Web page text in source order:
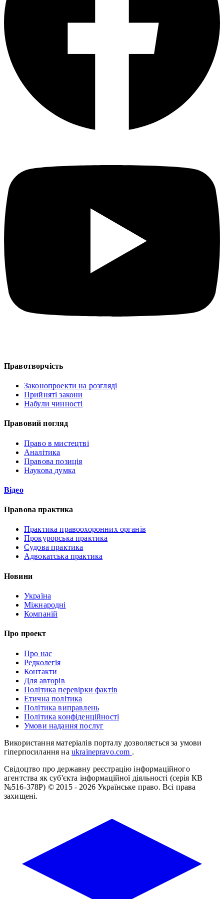
Правотворчість
Законопроекти на розгляді
Прийняті закони
Набули чинності
Правовий погляд
Право в мистецтві
Аналітика
Правова позиція
Наукова думка
Відео
Правова практика
Практика правоохоронних органів
Прокурорська практика
Судова практика
Адвокатська практика
Новини
Україна
Міжнародні
Компаній
Про проект
Про нас
Редколегія
Контакти
Для авторів
Політика перевірки фактів
Етична політика
Політика виправлень
Політика конфіденційності
Умови надання послуг
Використання матеріалів порталу дозволяється за умови
гіперпосилання на ukrainepravo.com .
Свідоцтво про державну реєстрацію інформаційного
агентства як суб'єкта інформаційної діяльності (серія КВ
№516-378Р) © 2015 - 2026 Українське право. Всі права
захищені.